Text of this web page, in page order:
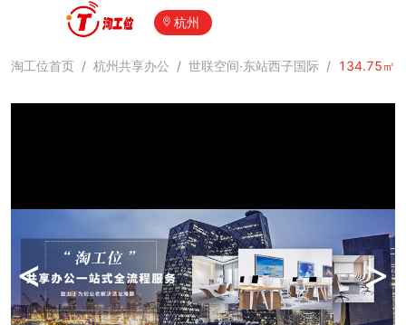
杭州
淘工位首页 / 杭州共享办公 / 世联空间·东站西子国际 / 134.75㎡
< >